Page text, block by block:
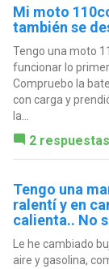
Mi moto
también se
Tengo una moto
funcionar lo
Compruebo la
con carga y
la...
2 respuestas
Tengo una
ralentí y en
calienta.. No
Le he cambiado
aire y gasolina,